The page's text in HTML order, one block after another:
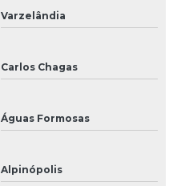
Varzelândia
Carlos Chagas
Águas Formosas
Alpinópolis